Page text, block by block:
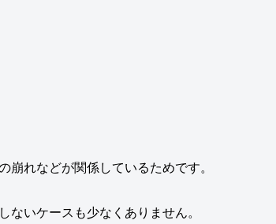
崩れなどが関係しているためです。
ないケースも少なくありません。